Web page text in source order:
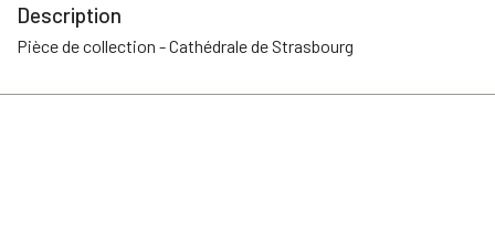
Description
Pièce de collection - Cathédrale de Strasbourg